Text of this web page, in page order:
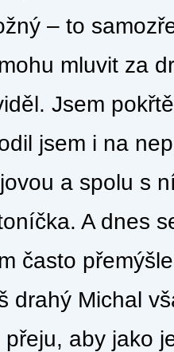
– to
mluvit za
Jsem
jsem i na
a spolu s
A dnes
často
drahý Michal
přeju, aby jako